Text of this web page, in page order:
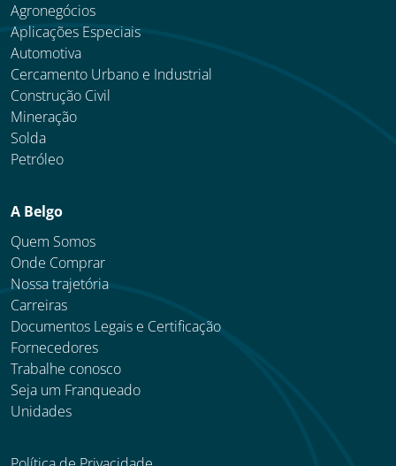
Agronegócios
Aplicações Especiais
Automotiva
Cercamento Urbano e Industrial
Construção Civil
Mineração
Solda
Petróleo
A Belgo
Quem Somos
Onde Comprar
Nossa trajetória
Carreiras
Documentos Legais e Certificação
Fornecedores
Trabalhe conosco
Seja um Franqueado
Unidades